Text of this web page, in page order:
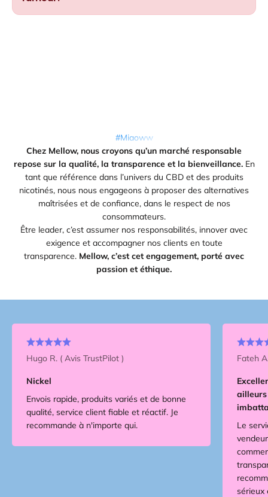
#Miaoww
Chez Mellow, nous croyons qu’un marché responsable
repose sur la qualité, la transparence et la bienveillance.En
tant que référence dans l’univers du CBD et des produits
nicotinés, nous nous engageons à proposer des alternatives
maîtrisées et de confiance, dans le respect de nos
consommateurs.
Être leader, c’est assumer nos responsabilités, innover avec
exigence et accompagner nos clients en toute
transparence. Mellow, c’est cet engagement, porté avec
passion et éthique.
Hugo R. ( Avis TrustPilot )
Nickel
Envois rapide, produits variés et de bonne
qualité, service client fiable et réactif. Je
recommande à n'importe qui.
Fateh
Le
sérieux